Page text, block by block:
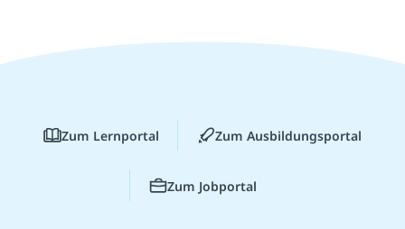
Zum Lernportal Zum Ausbildungsportal
Zum Jobportal